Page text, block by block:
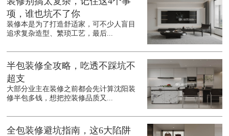
项，谁也坑不了你
装修本是为了打造舒适家，可不少人盲目
追求复杂造型、繁琐工艺，最后...
半包装修全攻略，吃透不踩坑不
超支
大部分业主在装修之前都会先计算沈阳装
修半包多钱，想把控装修品质又...
全包装修避坑指南，这6大陷阱